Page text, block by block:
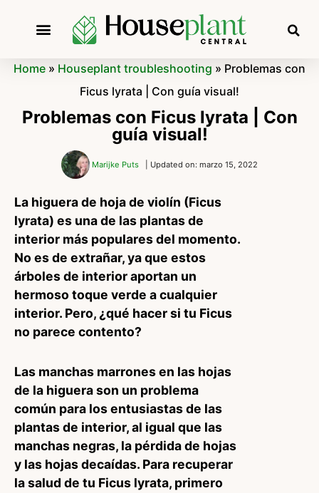
Home » Houseplant troubleshooting » Problemas con
Ficus lyrata | Con guía visual!
Problemas con Ficus lyrata | Con
guía visual!
Marijke Puts | Updated on: marzo 15, 2022
La higuera de hoja de violín (Ficus
lyrata) es una de las plantas de
interior más populares del momento.
No es de extrañar, ya que estos
árboles de interior aportan un
hermoso toque verde a cualquier
interior. Pero, ¿qué hacer si tu Ficus
no parece contento?
Las manchas marrones en las hojas
de la higuera son un problema
común para los entusiastas de las
plantas de interior, al igual que las
manchas negras, la pérdida de hojas
y las hojas decaídas. Para recuperar
la salud de tu Ficus lyrata, primero